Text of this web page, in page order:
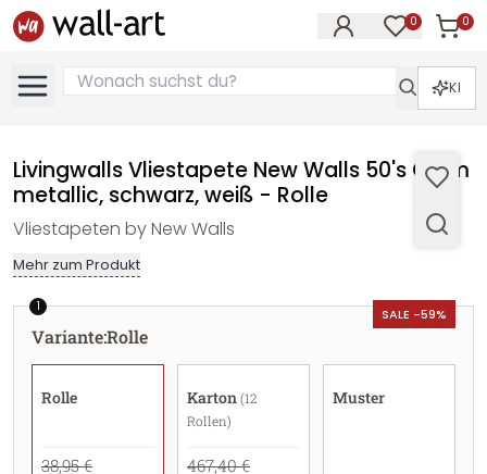
0 0
KI
Livingwalls Vliestapete New Walls 50's Glam
metallic, schwarz, weiß - Rolle
Vliestapeten by New Walls
Mehr zum Produkt
SALE -59%
1
Variante:Rolle
Rolle
38,95 €
Karton (12
Rollen)
467,40 €
Muster